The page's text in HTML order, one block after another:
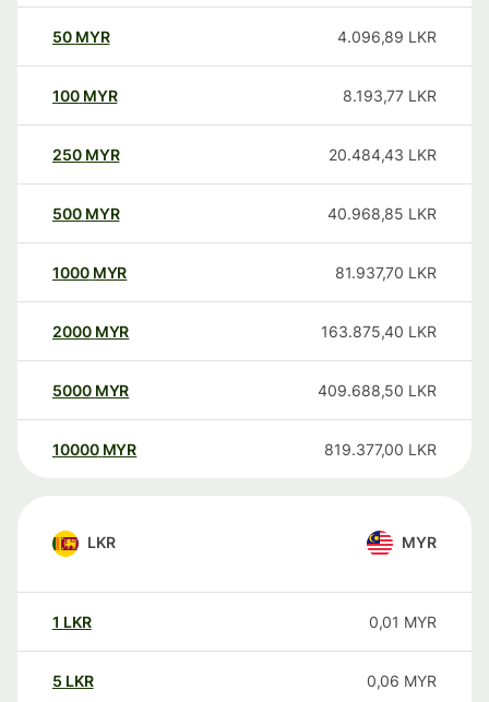
50 MYR 4.096,89 LKR
100 MYR 8.193,77 LKR
250 MYR 20.484,43 LKR
500 MYR 40.968,85 LKR
1000 MYR 81.937,70 LKR
2000 MYR 163.875,40 LKR
5000 MYR 409.688,50 LKR
10000 MYR 819.377,00 LKR
LKR MYR
1 LKR 0,01 MYR
5 LKR 0,06 MYR